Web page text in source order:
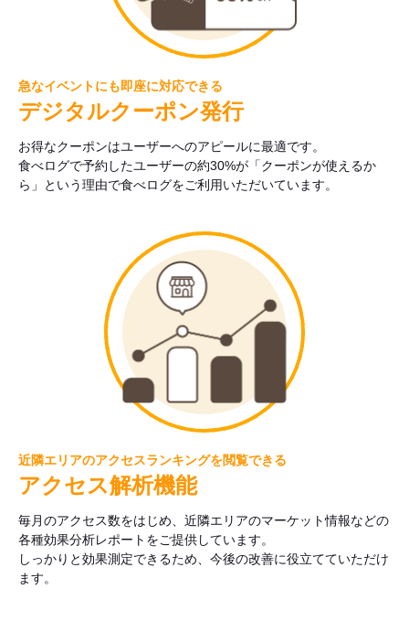
急なイベントにも即座に対応できる
デジタルクーポン発行
お得なクーポンはユーザーへのアピールに最適です。
食べログで予約したユーザーの約30%が「クーポンが使えるか
ら」という理由で食べログをご利用いただいています。
近隣エリアのアクセスランキングを閲覧できる
アクセス解析機能
毎月のアクセス数をはじめ、近隣エリアのマーケット情報などの
各種効果分析レポートをご提供しています。
しっかりと効果測定できるため、今後の改善に役立てていただけ
ます。